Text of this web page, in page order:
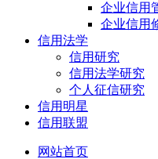
企业信用
企业信用
信用法学
信用研究
信用法学研究
个人征信研究
信用明星
信用联盟
网站首页